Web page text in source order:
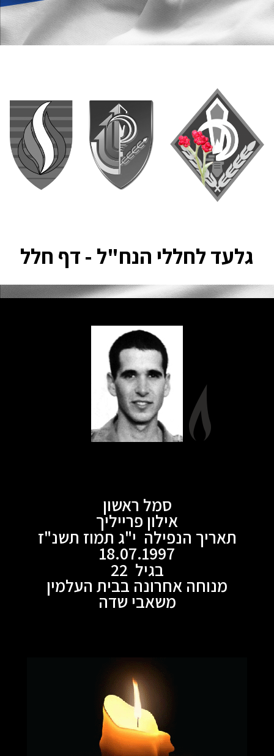
גלעד לחללי הנח"ל - דף חלל
סמל ראשון
אילון פרייליך
תאריך הנפילה י"ג תמוז תשנ"ז
18.07.1997
בגיל 22
מנוחה אחרונה בבית העלמין
משאבי שדה